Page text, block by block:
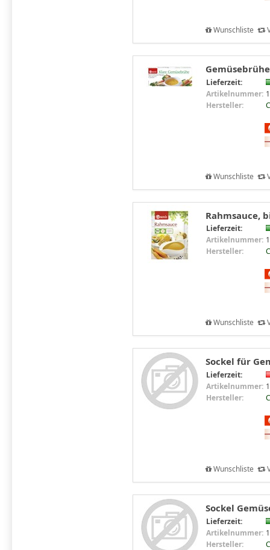
Wunschliste
Lieferzeit:
Artikelnummer:
Hersteller:
Wunschliste
Rahmsauce,
Lieferzeit:
Artikelnummer:
Hersteller:
Wunschliste
Sockel für
Lieferzeit:
Artikelnummer:
Hersteller:
Wunschliste
Sockel
Lieferzeit:
Artikelnummer:
Hersteller: